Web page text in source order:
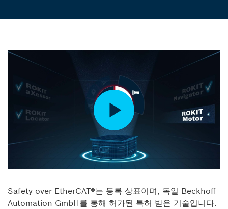
Safety over EtherCAT®는 등록 상표이며, 독일 Beckhoff
Automation GmbH를 통해 허가된 특허 받은 기술입니다.